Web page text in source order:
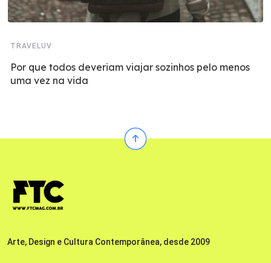
TRAVELUV
Por que todos deveriam viajar sozinhos pelo menos
uma vez na vida
Arte, Design e Cultura Contemporânea, desde 2009